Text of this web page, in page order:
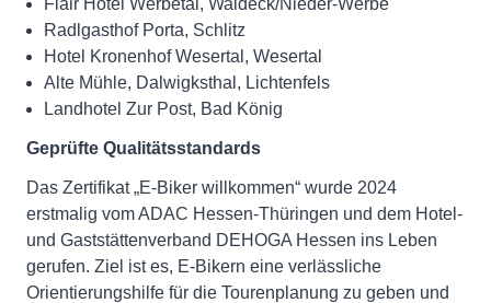
Flair Hotel Werbetal, Waldeck/Nieder-Werbe
Radlgasthof Porta, Schlitz
Hotel Kronenhof Wesertal, Wesertal
Alte Mühle, Dalwigksthal, Lichtenfels
Landhotel Zur Post, Bad König
Geprüfte Qualitätsstandards
Das Zertifikat „E-Biker willkommen“ wurde 2024
erstmalig vom ADAC Hessen-Thüringen und dem Hotel-
und Gaststättenverband DEHOGA Hessen ins Leben
gerufen. Ziel ist es, E-Bikern eine verlässliche
Orientierungshilfe für die Tourenplanung zu geben und